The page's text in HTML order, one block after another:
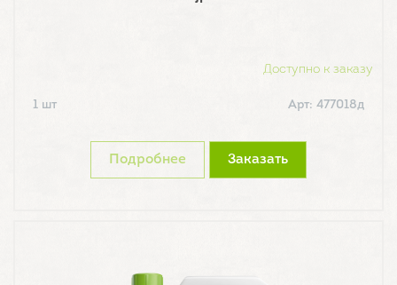
Доступно к заказу
1 шт Арт: 477018д
Подробнее Заказать